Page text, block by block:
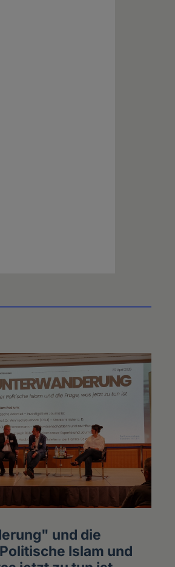
und die
Islam und